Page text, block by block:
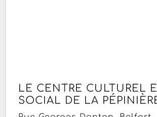
LE CENTRE CULTUREL
SOCIAL DE LA